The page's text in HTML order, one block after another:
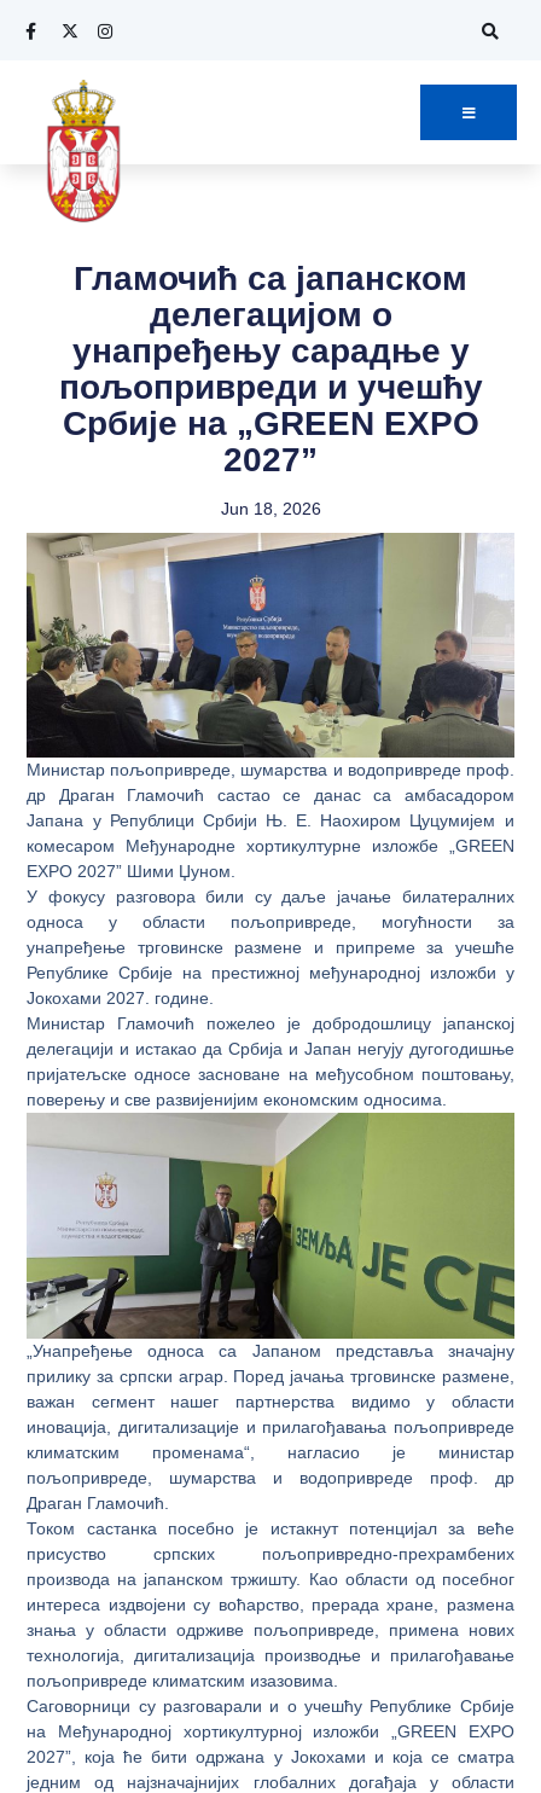
Гламочић са јапанском
делегацијом о
унапређењу сарадње у
пољопривреди и учешћу
Србије на „GREEN EXPO
2027”
Jun 18, 2026
Министар пољопривреде, шумарства и водопривреде проф.
др Драган Гламочић састао се данас са амбасадором
Јапана у Републици Србији Њ. Е. Наохиром Цуцумијем и
комесаром Међународне хортикултурне изложбе „GREEN
EXPO 2027” Шими Џуном.
У фокусу разговора били су даље јачање билатералних
односа у области пољопривреде, могућности за
унапређење трговинске размене и припреме за учешће
Републике Србије на престижној међународној изложби у
Јокохами 2027. године.
Министар Гламочић пожелео је добродошлицу јапанској
делегацији и истакао да Србија и Јапан негују дугогодишње
пријатељске односе засноване на међусобном поштовању,
поверењу и све развијенијим економским односима.
„Унапређење односа са Јапаном представља значајну
прилику за српски аграр. Поред јачања трговинске размене,
важан сегмент нашег партнерства видимо у области
иновација, дигитализације и прилагођавања пољопривреде
климатским променама“, нагласио је министар
пољопривреде, шумарства и водопривреде проф. др
Драган Гламочић.
Током састанка посебно је истакнут потенцијал за веће
присуство српских пољопривредно-прехрамбених
производа на јапанском тржишту. Као области од посебног
интереса издвојени су воћарство, прерада хране, размена
знања у области одрживе пољопривреде, примена нових
технологија, дигитализација производње и прилагођавање
пољопривреде климатским изазовима.
Саговорници су разговарали и о учешћу Републике Србије
на Међународној хортикултурној изложби „GREEN EXPO
2027”, која ће бити одржана у Јокохами и која се сматра
једним од најзначајнијих глобалних догађаја у области